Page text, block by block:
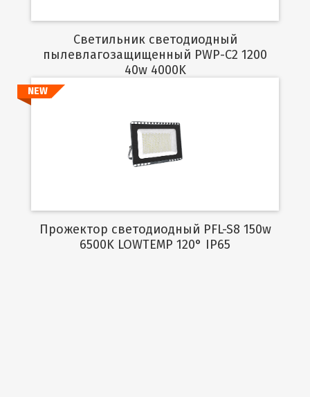
Светильник светодиодный
пылевлагозащищенный PWP-C2 1200
40w 4000K
Подробнее
NEW
Прожектор светодиодный PFL-S8 150w
6500K LOWTEMP 120° IP65